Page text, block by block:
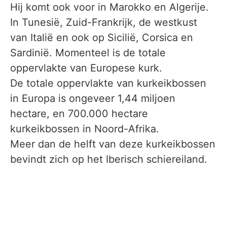
Hij komt ook voor in Marokko en Algerije.
In Tunesië, Zuid-Frankrijk, de westkust
van Italië en ook op Sicilië, Corsica en
Sardinië. Momenteel is de totale
oppervlakte van Europese kurk.
De totale oppervlakte van kurkeikbossen
in Europa is ongeveer 1,44 miljoen
hectare, en 700.000 hectare
kurkeikbossen in Noord-Afrika.
Meer dan de helft van deze kurkeikbossen
bevindt zich op het Iberisch schiereiland.